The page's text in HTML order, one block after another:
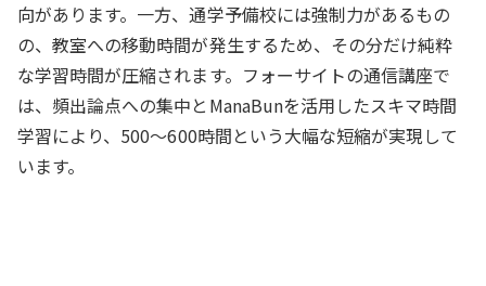
向があります。一方、通学予備校には強制力があるもの
の、教室への移動時間が発生するため、その分だけ純粋
な学習時間が圧縮されます。フォーサイトの通信講座で
は、頻出論点への集中とManaBunを活用したスキマ時間
学習により、500〜600時間という大幅な短縮が実現して
います。